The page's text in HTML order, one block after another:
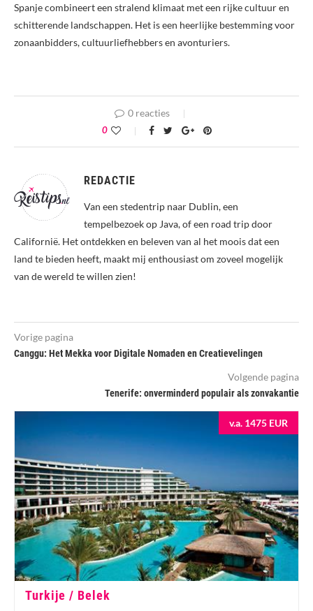
Spanje combineert een stralend klimaat met een rijke cultuur en
schitterende landschappen. Het is een heerlijke bestemming voor
zonaanbidders, cultuurliefhebbers en avonturiers.
0 reacties
0
REDACTIE
Van een stedentrip naar Dublin, een
tempelbezoek op Java, of een road trip door
Californië. Het ontdekken en beleven van al het moois dat een
land te bieden heeft, maakt mij enthousiast om zoveel mogelijk
van de wereld te willen zien!
Vorige pagina
Canggu: Het Mekka voor Digitale Nomaden en Creatievelingen
Volgende pagina
Tenerife: onverminderd populair als zonvakantie
v.a. 1475 EUR
Turkije / Belek